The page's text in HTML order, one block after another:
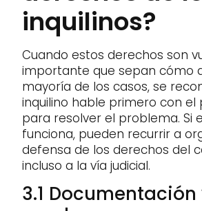
inquilinos?
Cuando estos derechos son
importante que sepan cómo
mayoría de los casos, se
inquilino hable primero con el
para resolver el problema. Si
funciona, pueden recurrir a
defensa de los derechos del
incluso a la vía judicial.
3.1 Documentación